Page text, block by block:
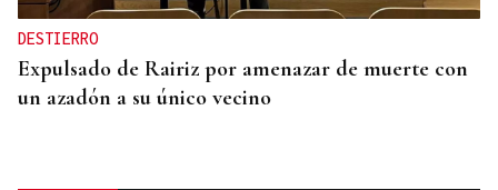
DESTIERRO
Expulsado de Rairiz por amenazar de muerte con
un azadón a su único vecino